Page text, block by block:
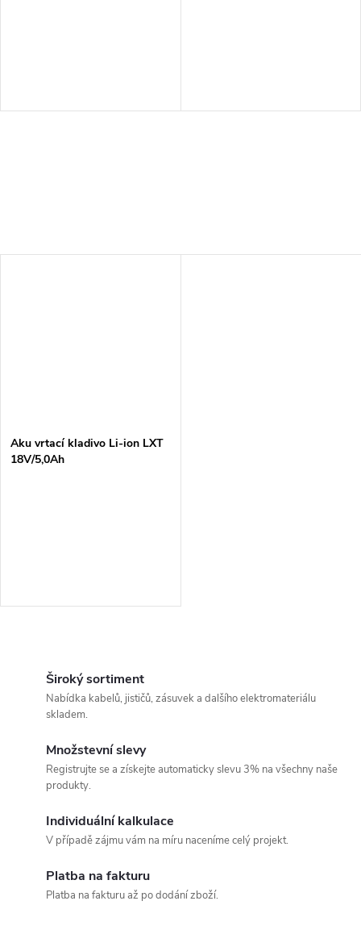
Aku vrtací kladivo Li-ion LXT
18V/5,0Ah
Široký sortiment
Nabídka kabelů, jističů, zásuvek a dalšího elektromateriálu
skladem.
Množstevní slevy
Registrujte se a získejte automaticky slevu 3% na všechny naše
produkty.
Individuální kalkulace
V případě zájmu vám na míru naceníme celý projekt.
Platba na fakturu
Platba na fakturu až po dodání zboží.